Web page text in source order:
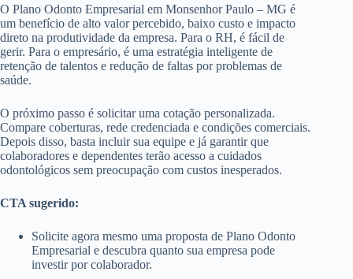
O Plano Odonto Empresarial em Monsenhor Paulo – MG é
um benefício de alto valor percebido, baixo custo e impacto
direto na produtividade da empresa. Para o RH, é fácil de
gerir. Para o empresário, é uma estratégia inteligente de
retenção de talentos e redução de faltas por problemas de
saúde.
O próximo passo é solicitar uma cotação personalizada.
Compare coberturas, rede credenciada e condições comerciais.
Depois disso, basta incluir sua equipe e já garantir que
colaboradores e dependentes terão acesso a cuidados
odontológicos sem preocupação com custos inesperados.
CTA sugerido:
Solicite agora mesmo uma proposta de Plano Odonto
Empresarial e descubra quanto sua empresa pode
investir por colaborador.